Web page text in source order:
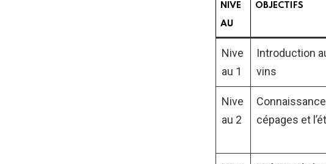
NIVE
AU
OBJECTIFS
Nive
au 1
Introduction
vins
Nive
au 2
cépages et